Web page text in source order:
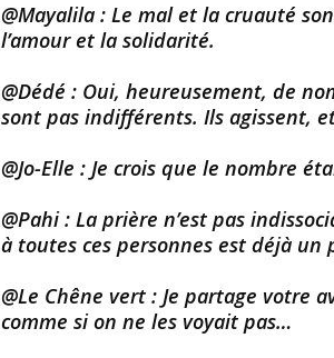
@Mayalila : Le mal et la cruauté
l’amour et la solidarité.
@Dédé : Oui, heureusement, de
sont pas indifférents. Ils agissent, et
@Jo-Elle : Je crois que le nombre
@Pahi : La prière n’est pas
à toutes ces personnes est déjà
@Le Chêne vert : Je partage votre
comme si on ne les voyait pas…